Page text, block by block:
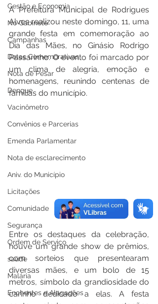
Gestão e Economia
No Gabinete
Campanhas
Datas Comemorativas
Nota de Pesar
Dengue
Vacinômetro
Convênios e Parcerias
Emenda Parlamentar
Nota de esclarecimento
Aniv. do Município
Licitações
Comunidade
Segurança
Ordem de Serviço
saúde
Malária
Enchentes e Alagações
A Prefeitura Municipal de Rodrigues
Alves realizou neste domingo, 11, uma
grande festa em comemoração ao
Dia das Mães, no Ginásio Rodrigo
Passarinho. O evento foi marcado por
um clima de alegria, emoção e
homenagens, reunindo centenas de
famílias do município.
Entre os destaques da celebração,
houve um grande show de prêmios,
com sorteios que presentearam
diversas mães, e um bolo de 15
metros, símbolo da grandiosidade do
carinho dedicado a elas. A festa